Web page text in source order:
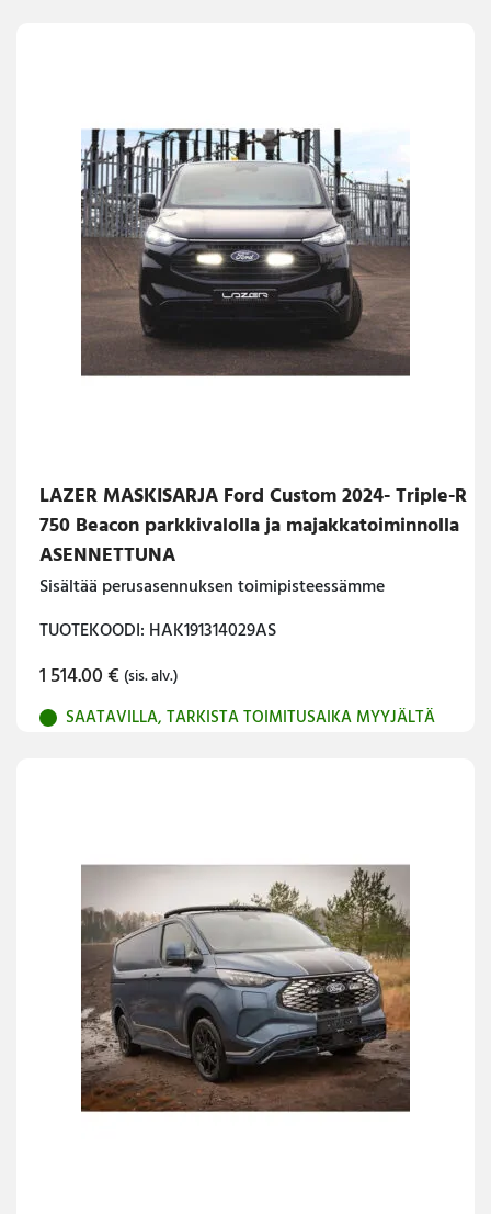
LAZER MASKISARJA Ford Custom 2024- Triple-R
750 Beacon parkkivalolla ja majakkatoiminnolla
ASENNETTUNA
Sisältää perusasennuksen toimipisteessämme
TUOTEKOODI: HAK191314029AS
1 514.00€ (sis. alv.)
SAATAVILLA, TARKISTA TOIMITUSAIKA MYYJÄLTÄ